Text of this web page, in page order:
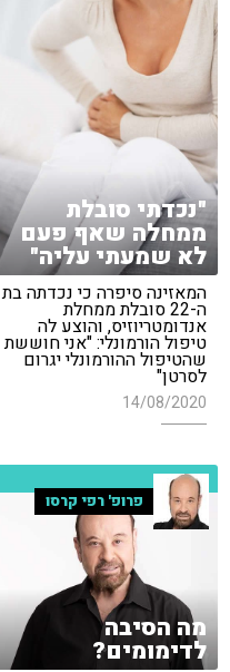
"נכדתי סובלת
ממחלה שאף פעם
לא שמעתי עליה"
המאזינה סיפרה כי נכדתה בת
ה-22 סובלת ממחלת
אנדומטריוזיס, והוצע לה
טיפול הורמונלי: "אני חוששת
שהטיפול ההורמונלי יגרום
לסרטן"
14/08/2020
פרופ' רפי קרסו
מה הסיבה
לדימומים?